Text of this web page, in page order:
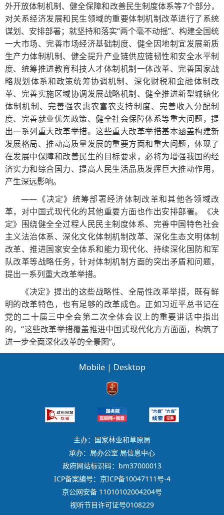
外开放体制机制、健全保障和改善民生制度体系等7个部分，
对关系经济发展和民生领域的重要体制机制改革进行了系统
谋划、安排部署；就坚持和落实“两个毫不动摇”、构建全国统
一大市场、完善市场经济基础制度、健全因地制宜发展新质
生产力体制机制、健全提升产业链供应链韧性和安全水平制
度、统筹推进教育科技人才体制机制一体改革、完善国家战
略规划体系和政策统筹协调机制、深化财税和金融体制改
革、完善实施区域协调发展战略机制、健全推进新型城镇化
体制机制、完善强农惠农富农支持制度、完善收入分配制
度、完善就业优先政策、健全社会保障体系等重大问题，提
出一系列重大改革举措。这些重大改革举措基本涵盖构建新
发展格局、推动高质量发展的重要方面和重大问题，体现了
在发展中保障和改善民生的目标要求，必将为增强我国的经
济实力和综合国力、提高人民生活品质发挥巨大推动作用，
产生深远影响。
——《决定》统筹部署经济体制改革和其他各领域改
革，对中国式现代化的其他重要方面也作出安排部署。《决
定》围绕健全全过程人民民主制度体系、完善中国特色社会
主义法治体系、深化文化体制机制改革、深化生态文明体制
改革、推进国家安全体系和能力现代化、持续深化国防和军
队改革等战略任务，针对体制机制方面的突出矛盾和问题，
提出一系列重大改革举措。
《决定》提出的这些战略性、全局性改革举措，既有鲜
明的改革特色，也有足够的改革成色。正如习近平总书记在
党的二十届三中全会第二次全体会议上的重要讲话中指出
的，“这些改革举措覆盖推进中国式现代化方方面面，构筑了
进一步全面深化改革的全景图”。
Mobile | Desktop
主办：国家林业和草原局
承办：局办公室 局信息中心
政府网站标识码：bm37000013
ICP备案编号：京ICP备10047111号-4
京公网安备 11010102004204号
视听节目许可证号0108229